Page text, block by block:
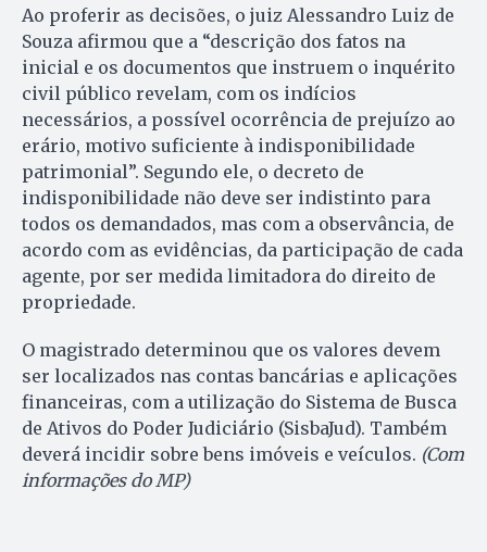
Ao proferir as decisões, o juiz Alessandro Luiz de
Souza afirmou que a “descrição dos fatos na
inicial e os documentos que instruem o inquérito
civil público revelam, com os indícios
necessários, a possível ocorrência de prejuízo ao
erário, motivo suficiente à indisponibilidade
patrimonial”. Segundo ele, o decreto de
indisponibilidade não deve ser indistinto para
todos os demandados, mas com a observância, de
acordo com as evidências, da participação de cada
agente, por ser medida limitadora do direito de
propriedade.
O magistrado determinou que os valores devem
ser localizados nas contas bancárias e aplicações
financeiras, com a utilização do Sistema de Busca
de Ativos do Poder Judiciário (SisbaJud). Também
deverá incidir sobre bens imóveis e veículos. (Com
informações do MP)